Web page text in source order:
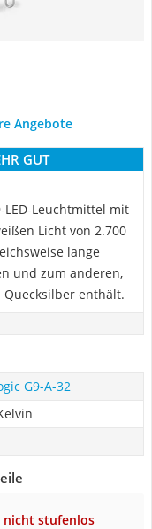
Angebote
GUT
LED-Leuchtmittel mit
Licht von 2.700
lange
und zum anderen,
enthält.
G9-A-32
nicht stufenlos